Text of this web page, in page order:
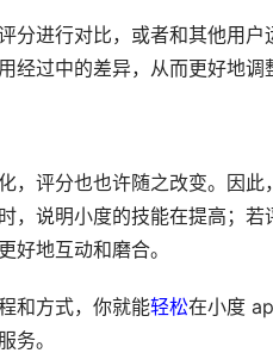
分进行对比，或者和其他用
经过中的差异，从而更好地调
，评分也也许随之改变。因
，说明小度的技能在提高；
好地互动和磨合。
和方式，你就能轻松在小度
务。